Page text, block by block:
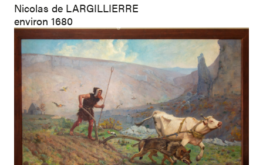
Nicolas de LARGILLIERRE
environ 1680